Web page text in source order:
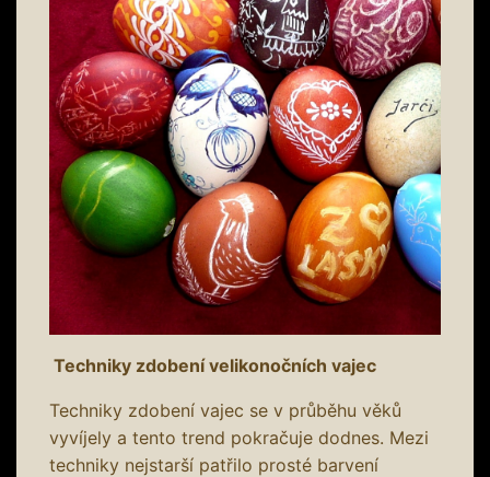
Techniky zdobení velikonočních vajec
Techniky zdobení vajec se v průběhu věků
vyvíjely a tento trend pokračuje dodnes. Mezi
techniky nejstarší patřilo prosté barvení